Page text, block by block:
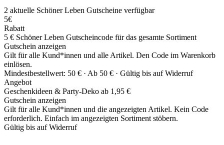
2 aktuelle Schöner Leben Gutscheine verfügbar
5€
Rabatt
5 € Schöner Leben Gutscheincode für das gesamte Sortiment
Gutschein anzeigen
Gilt für alle Kund*innen und alle Artikel. Den Code im Warenkorb
einlösen.
Mindestbestellwert: 50 € · Ab 50 € · Gültig bis auf Widerruf
Angebot
Geschenkideen & Party-Deko ab 1,95 €
Gutschein anzeigen
Gilt für alle Kund*innen und die angezeigten Artikel. Kein Code
erforderlich. Einfach im angezeigten Sortiment stöbern.
Gültig bis auf Widerruf